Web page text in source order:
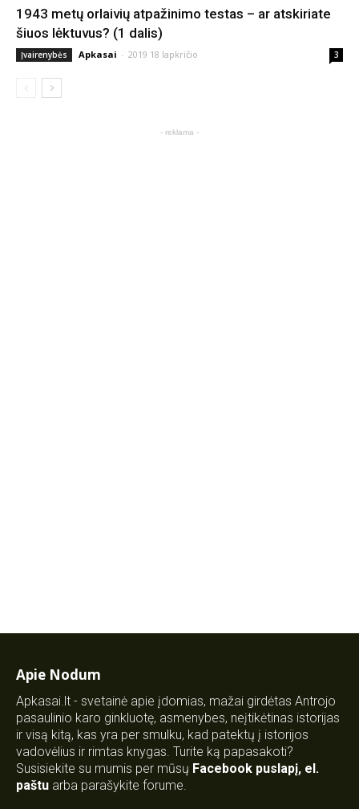
1943 metų orlaivių atpažinimo testas – ar atskiriate
šiuos lėktuvus? (1 dalis)
Įvairenybės Apkasai - 2019 18 lapkričio 3
- reklama -
Apie Nodum
Apkasai.lt - svetainė apie įdomias, mažai girdėtas Antrojo
pasaulinio karo ginkluotę, asmenybes, neįtikėtinas istorijas
ir visą kitą, kas yra per smulku, kad patektų į istorijos
vadovėlius ir rimtas knygas. Turite ką papasakoti?
Susisiekite su mumis per mūsų Facebook puslapį, el.
paštu arba parašykite forume.